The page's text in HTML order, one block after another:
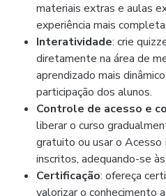
materiais extras e aulas
experiência mais completa.
Interatividade: crie
diretamente na área de
aprendizado mais
participação dos alunos.
Controle de acesso e
liberar o curso
gratuito ou usar o Acesso
inscritos, adequando-se
Certificação: ofereça
valorizar o conhecimento